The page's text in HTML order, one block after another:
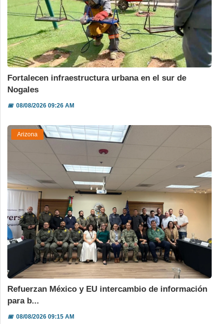
Fortalecen infraestructura urbana en el sur de
Nogales
📅08/08/2026 09:26 AM
Arizona
Refuerzan México y EU intercambio de información
para b...
📅08/08/2026 09:15 AM